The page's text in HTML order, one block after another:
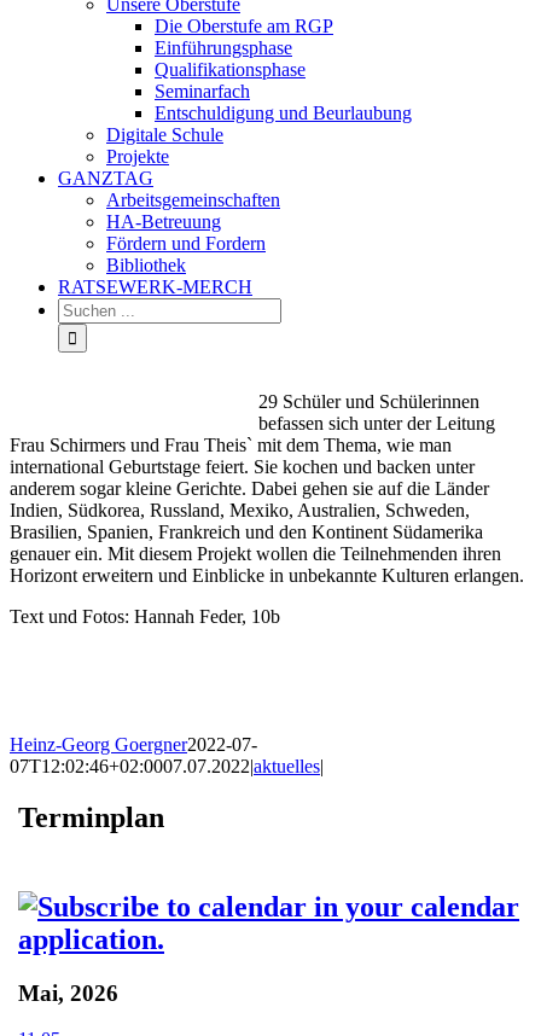
Unsere Oberstufe
Die Oberstufe am RGP
Einführungsphase
Qualifikationsphase
Seminarfach
Entschuldigung und Beurlaubung
Digitale Schule
Projekte
GANZTAG
Arbeitsgemeinschaften
HA-Betreuung
Fördern und Fordern
Bibliothek
RATSEWERK-MERCH
29 Schüler und Schülerinnen
befassen sich unter der Leitung
Frau Schirmers und Frau Theis` mit dem Thema, wie man
international Geburtstage feiert. Sie kochen und backen unter
anderem sogar kleine Gerichte. Dabei gehen sie auf die Länder
Indien, Südkorea, Russland, Mexiko, Australien, Schweden,
Brasilien, Spanien, Frankreich und den Kontinent Südamerika
genauer ein. Mit diesem Projekt wollen die Teilnehmenden ihren
Horizont erweitern und Einblicke in unbekannte Kulturen erlangen.
Text und Fotos: Hannah Feder, 10b
Heinz-Georg Goergner2022-07-
07T12:02:46+02:0007.07.2022|aktuelles|
Terminplan
Mai, 2026